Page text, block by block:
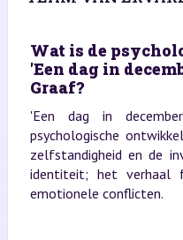
Wat is de
'Een dag in
Graaf?
'Een dag in
psychologische
zelfstandigheid en de
identiteit; het verhaal
emotionele conflicten.